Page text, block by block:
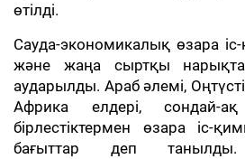
өтілді.
Сауда-экономикалық өзара
және жаңа сыртқы
аударылды. Араб әлемі,
Африка елдері, сондай-ақ
бірлестіктермен өзара іс-
бағыттар деп танылды.